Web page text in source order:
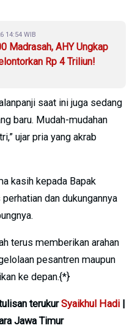
14:54 WIB
Madrasah, AHY Ungkap
Rp 4 Triliun!
saat ini juga sedang
baru. Mudah-mudahan
ujar pria yang akrab
kasih kepada Bapak
dan dukungannya
terus memberikan arahan
pesantren maupun
ke depan.{*}
terukurSyaikhul Hadi |
Jawa Timur